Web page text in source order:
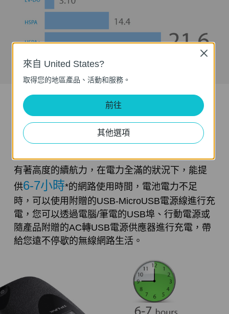
*實際使用速率會隨不同環境而改變。
內建2000mAh高容電池
續航力高
因為有著
的鋰電池電量，使得M5350
有著高度的續航力，在電力全滿的狀況下，能提
供6-7小時*的網路使用時間，電池電力不足
時，可以使用附贈的USB-MicroUSB電源線進行充
電，您可以透過電腦/筆電的USB埠、行動電源或
隨產品附贈的AC轉USB電源供應器進行充電，帶
給您遠不停歇的無線網路生活。
來自 United States?
取得您的地區產品、活動和服務。
前往
其他選項
Close